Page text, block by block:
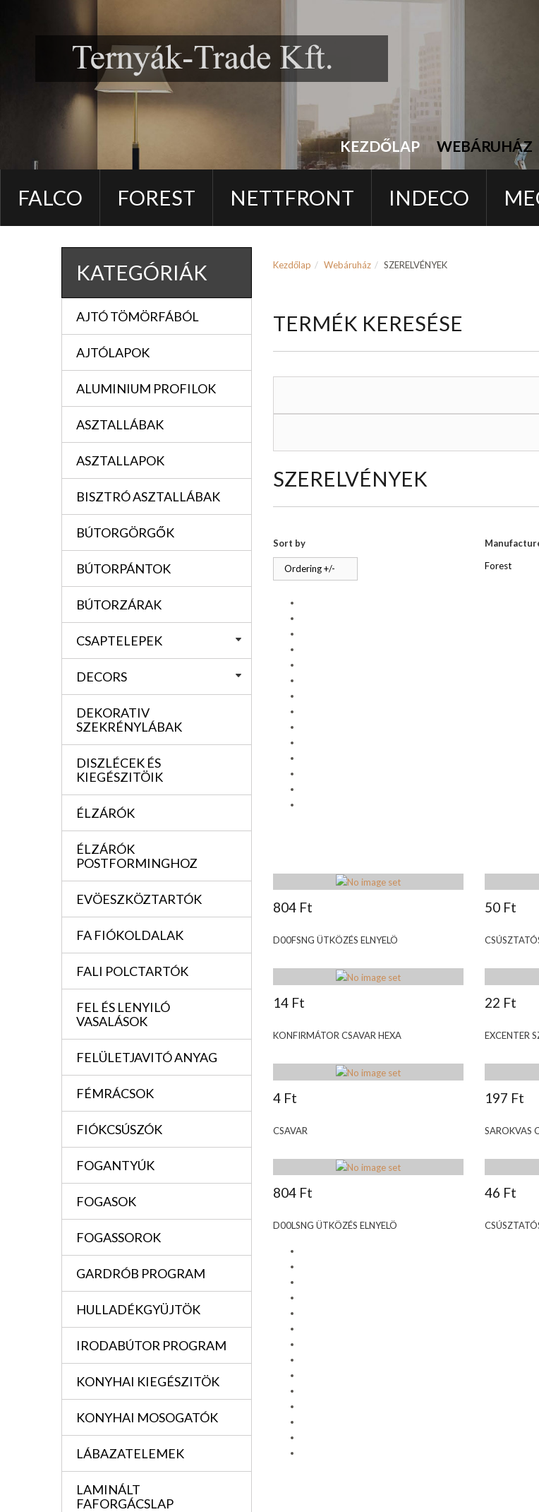
KEZDŐLAP WEBÁRUHÁZ
FALCO FOREST NETTFRONT INDECO
KATEGÓRIÁK
AJTÓ TÖMÖRFÁBÓL
AJTÓLAPOK
ALUMINIUM PROFILOK
ASZTALLÁBAK
ASZTALLAPOK
BISZTRÓ ASZTALLÁBAK
BÚTORGÖRGŐK
BÚTORPÁNTOK
BÚTORZÁRAK
CSAPTELEPEK
DECORS
DEKORATIV
SZEKRÉNYLÁBAK
DISZLÉCEK ÉS
KIEGÉSZITÖIK
ÉLZÁRÓK
ÉLZÁRÓK
POSTFORMINGHOZ
EVÖESZKÖZTARTÓK
FA FIÓKOLDALAK
FALI POLCTARTÓK
FEL ÉS LENYILÓ
VASALÁSOK
FELÜLETJAVITÓ ANYAG
FÉMRÁCSOK
FIÓKCSÚSZÓK
FOGANTYÚK
FOGASOK
FOGASSOROK
GARDRÓB PROGRAM
HULLADÉKGYÜJTÖK
IRODABÚTOR PROGRAM
KONYHAI KIEGÉSZITÖK
KONYHAI MOSOGATÓK
LÁBAZATELEMEK
LAMINÁLT
FAFORGÁCSLAP
Kezdőlap Webáruház SZERELVÉNYEK
TERMÉK KERESÉSE
SZERELVÉNYEK
Sort by
Ordering +/-
Forest
804 Ft
D00FSNG ÜTKÖZÉS ELNYELÖ
50 Ft
14 Ft
KONFIRMÁTOR CSAVAR HEXA
22 Ft
EXCENTER
4 Ft
CSAVAR
197 Ft
SAROKVAS
804 Ft
D00LSNG ÜTKÖZÉS ELNYELÖ
46 Ft